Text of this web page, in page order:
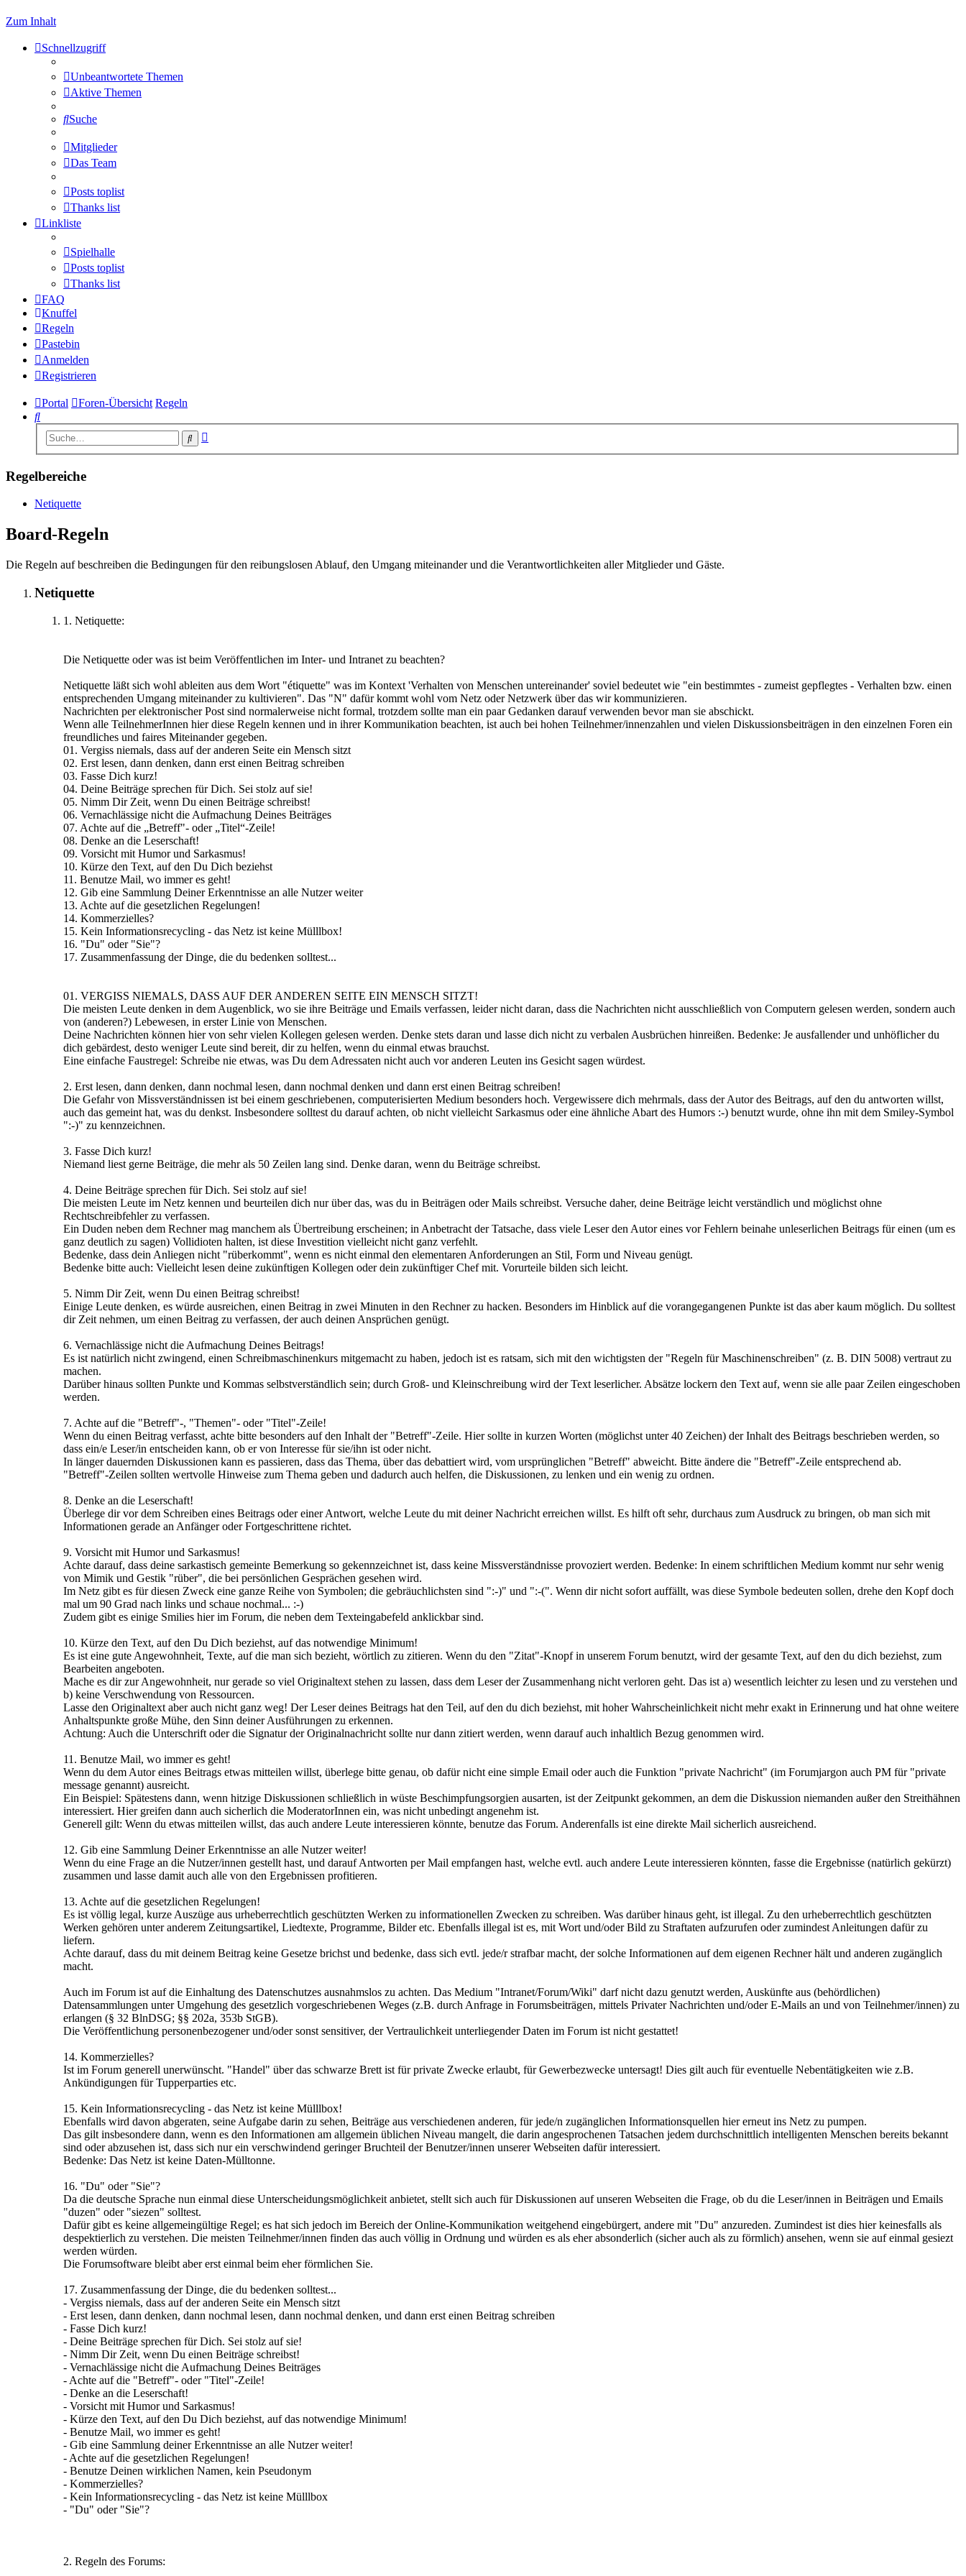
Zum Inhalt
Schnellzugriff
Unbeantwortete Themen
Aktive Themen
Suche
Mitglieder
Das Team
Posts toplist
Thanks list
Linkliste
Spielhalle
Posts toplist
Thanks list
FAQ
Knuffel
Regeln
Pastebin
Anmelden
Registrieren
Portal Foren-Übersicht Regeln
Suche
Suche
Regelbereiche
Netiquette
Board-Regeln
Die Regeln auf beschreiben die Bedingungen für den reibungslosen Ablauf, den Umgang miteinander und die Verantwortlichkeiten aller Mitglieder und Gäste.
Netiquette
1. Netiquette:
Die Netiquette oder was ist beim Veröffentlichen im Inter- und Intranet zu beachten?
Netiquette läßt sich wohl ableiten aus dem Wort "étiquette" was im Kontext 'Verhalten von Menschen untereinander' soviel bedeutet wie "ein bestimmtes - zumeist gepflegtes - Verhalten bzw. einen
entsprechenden Umgang miteinander zu kultivieren". Das "N" dafür kommt wohl vom Netz oder Netzwerk über das wir kommunizieren.
Nachrichten per elektronischer Post sind normalerweise nicht formal, trotzdem sollte man ein paar Gedanken darauf verwenden bevor man sie abschickt.
Wenn alle TeilnehmerInnen hier diese Regeln kennen und in ihrer Kommunikation beachten, ist auch bei hohen Teilnehmer/innenzahlen und vielen Diskussionsbeiträgen in den einzelnen Foren ein
freundliches und faires Miteinander gegeben.
01. Vergiss niemals, dass auf der anderen Seite ein Mensch sitzt
02. Erst lesen, dann denken, dann erst einen Beitrag schreiben
03. Fasse Dich kurz!
04. Deine Beiträge sprechen für Dich. Sei stolz auf sie!
05. Nimm Dir Zeit, wenn Du einen Beiträge schreibst!
06. Vernachlässige nicht die Aufmachung Deines Beiträges
07. Achte auf die „Betreff"- oder „Titel“-Zeile!
08. Denke an die Leserschaft!
09. Vorsicht mit Humor und Sarkasmus!
10. Kürze den Text, auf den Du Dich beziehst
11. Benutze Mail, wo immer es geht!
12. Gib eine Sammlung Deiner Erkenntnisse an alle Nutzer weiter
13. Achte auf die gesetzlichen Regelungen!
14. Kommerzielles?
15. Kein Informationsrecycling - das Netz ist keine Mülllbox!
16. "Du" oder "Sie"?
17. Zusammenfassung der Dinge, die du bedenken solltest...
01. VERGISS NIEMALS, DASS AUF DER ANDEREN SEITE EIN MENSCH SITZT!
Die meisten Leute denken in dem Augenblick, wo sie ihre Beiträge und Emails verfassen, leider nicht daran, dass die Nachrichten nicht ausschließlich von Computern gelesen werden, sondern auch
von (anderen?) Lebewesen, in erster Linie von Menschen.
Deine Nachrichten können hier von sehr vielen Kollegen gelesen werden. Denke stets daran und lasse dich nicht zu verbalen Ausbrüchen hinreißen. Bedenke: Je ausfallender und unhöflicher du
dich gebärdest, desto weniger Leute sind bereit, dir zu helfen, wenn du einmal etwas brauchst.
Eine einfache Faustregel: Schreibe nie etwas, was Du dem Adressaten nicht auch vor anderen Leuten ins Gesicht sagen würdest.
2. Erst lesen, dann denken, dann nochmal lesen, dann nochmal denken und dann erst einen Beitrag schreiben!
Die Gefahr von Missverständnissen ist bei einem geschriebenen, computerisierten Medium besonders hoch. Vergewissere dich mehrmals, dass der Autor des Beitrags, auf den du antworten willst,
auch das gemeint hat, was du denkst. Insbesondere solltest du darauf achten, ob nicht vielleicht Sarkasmus oder eine ähnliche Abart des Humors :-) benutzt wurde, ohne ihn mit dem Smiley-Symbol
":-)" zu kennzeichnen.
3. Fasse Dich kurz!
Niemand liest gerne Beiträge, die mehr als 50 Zeilen lang sind. Denke daran, wenn du Beiträge schreibst.
4. Deine Beiträge sprechen für Dich. Sei stolz auf sie!
Die meisten Leute im Netz kennen und beurteilen dich nur über das, was du in Beiträgen oder Mails schreibst. Versuche daher, deine Beiträge leicht verständlich und möglichst ohne
Rechtschreibfehler zu verfassen.
Ein Duden neben dem Rechner mag manchem als Übertreibung erscheinen; in Anbetracht der Tatsache, dass viele Leser den Autor eines vor Fehlern beinahe unleserlichen Beitrags für einen (um es
ganz deutlich zu sagen) Vollidioten halten, ist diese Investition vielleicht nicht ganz verfehlt.
Bedenke, dass dein Anliegen nicht "rüberkommt", wenn es nicht einmal den elementaren Anforderungen an Stil, Form und Niveau genügt.
Bedenke bitte auch: Vielleicht lesen deine zukünftigen Kollegen oder dein zukünftiger Chef mit. Vorurteile bilden sich leicht.
5. Nimm Dir Zeit, wenn Du einen Beitrag schreibst!
Einige Leute denken, es würde ausreichen, einen Beitrag in zwei Minuten in den Rechner zu hacken. Besonders im Hinblick auf die vorangegangenen Punkte ist das aber kaum möglich. Du solltest
dir Zeit nehmen, um einen Beitrag zu verfassen, der auch deinen Ansprüchen genügt.
6. Vernachlässige nicht die Aufmachung Deines Beitrags!
Es ist natürlich nicht zwingend, einen Schreibmaschinenkurs mitgemacht zu haben, jedoch ist es ratsam, sich mit den wichtigsten der "Regeln für Maschinenschreiben" (z. B. DIN 5008) vertraut zu
machen.
Darüber hinaus sollten Punkte und Kommas selbstverständlich sein; durch Groß- und Kleinschreibung wird der Text leserlicher. Absätze lockern den Text auf, wenn sie alle paar Zeilen eingeschoben
werden.
7. Achte auf die "Betreff"-, "Themen"- oder "Titel"-Zeile!
Wenn du einen Beitrag verfasst, achte bitte besonders auf den Inhalt der "Betreff"-Zeile. Hier sollte in kurzen Worten (möglichst unter 40 Zeichen) der Inhalt des Beitrags beschrieben werden, so
dass ein/e Leser/in entscheiden kann, ob er von Interesse für sie/ihn ist oder nicht.
In länger dauernden Diskussionen kann es passieren, dass das Thema, über das debattiert wird, vom ursprünglichen "Betreff" abweicht. Bitte ändere die "Betreff"-Zeile entsprechend ab.
"Betreff"-Zeilen sollten wertvolle Hinweise zum Thema geben und dadurch auch helfen, die Diskussionen, zu lenken und ein wenig zu ordnen.
8. Denke an die Leserschaft!
Überlege dir vor dem Schreiben eines Beitrags oder einer Antwort, welche Leute du mit deiner Nachricht erreichen willst. Es hilft oft sehr, durchaus zum Ausdruck zu bringen, ob man sich mit
Informationen gerade an Anfänger oder Fortgeschrittene richtet.
9. Vorsicht mit Humor und Sarkasmus!
Achte darauf, dass deine sarkastisch gemeinte Bemerkung so gekennzeichnet ist, dass keine Missverständnisse provoziert werden. Bedenke: In einem schriftlichen Medium kommt nur sehr wenig
von Mimik und Gestik "rüber", die bei persönlichen Gesprächen gesehen wird.
Im Netz gibt es für diesen Zweck eine ganze Reihe von Symbolen; die gebräuchlichsten sind ":-)" und ":-(". Wenn dir nicht sofort auffällt, was diese Symbole bedeuten sollen, drehe den Kopf doch
mal um 90 Grad nach links und schaue nochmal... :-)
Zudem gibt es einige Smilies hier im Forum, die neben dem Texteingabefeld anklickbar sind.
10. Kürze den Text, auf den Du Dich beziehst, auf das notwendige Minimum!
Es ist eine gute Angewohnheit, Texte, auf die man sich bezieht, wörtlich zu zitieren. Wenn du den "Zitat"-Knopf in unserem Forum benutzt, wird der gesamte Text, auf den du dich beziehst, zum
Bearbeiten angeboten.
Mache es dir zur Angewohnheit, nur gerade so viel Originaltext stehen zu lassen, dass dem Leser der Zusammenhang nicht verloren geht. Das ist a) wesentlich leichter zu lesen und zu verstehen und
b) keine Verschwendung von Ressourcen.
Lasse den Originaltext aber auch nicht ganz weg! Der Leser deines Beitrags hat den Teil, auf den du dich beziehst, mit hoher Wahrscheinlichkeit nicht mehr exakt in Erinnerung und hat ohne weitere
Anhaltspunkte große Mühe, den Sinn deiner Ausführungen zu erkennen.
Achtung: Auch die Unterschrift oder die Signatur der Originalnachricht sollte nur dann zitiert werden, wenn darauf auch inhaltlich Bezug genommen wird.
11. Benutze Mail, wo immer es geht!
Wenn du dem Autor eines Beitrags etwas mitteilen willst, überlege bitte genau, ob dafür nicht eine simple Email oder auch die Funktion "private Nachricht" (im Forumjargon auch PM für "private
message genannt) ausreicht.
Ein Beispiel: Spätestens dann, wenn hitzige Diskussionen schließlich in wüste Beschimpfungsorgien ausarten, ist der Zeitpunkt gekommen, an dem die Diskussion niemanden außer den Streithähnen
interessiert. Hier greifen dann auch sicherlich die ModeratorInnen ein, was nicht unbedingt angenehm ist.
Generell gilt: Wenn du etwas mitteilen willst, das auch andere Leute interessieren könnte, benutze das Forum. Anderenfalls ist eine direkte Mail sicherlich ausreichend.
12. Gib eine Sammlung Deiner Erkenntnisse an alle Nutzer weiter!
Wenn du eine Frage an die Nutzer/innen gestellt hast, und darauf Antworten per Mail empfangen hast, welche evtl. auch andere Leute interessieren könnten, fasse die Ergebnisse (natürlich gekürzt)
zusammen und lasse damit auch alle von den Ergebnissen profitieren.
13. Achte auf die gesetzlichen Regelungen!
Es ist völlig legal, kurze Auszüge aus urheberrechtlich geschützten Werken zu informationellen Zwecken zu schreiben. Was darüber hinaus geht, ist illegal. Zu den urheberrechtlich geschützten
Werken gehören unter anderem Zeitungsartikel, Liedtexte, Programme, Bilder etc. Ebenfalls illegal ist es, mit Wort und/oder Bild zu Straftaten aufzurufen oder zumindest Anleitungen dafür zu
liefern.
Achte darauf, dass du mit deinem Beitrag keine Gesetze brichst und bedenke, dass sich evtl. jede/r strafbar macht, der solche Informationen auf dem eigenen Rechner hält und anderen zugänglich
macht.
Auch im Forum ist auf die Einhaltung des Datenschutzes ausnahmslos zu achten. Das Medium "Intranet/Forum/Wiki" darf nicht dazu genutzt werden, Auskünfte aus (behördlichen)
Datensammlungen unter Umgehung des gesetzlich vorgeschriebenen Weges (z.B. durch Anfrage in Forumsbeiträgen, mittels Privater Nachrichten und/oder E-Mails an und von Teilnehmer/innen) zu
erlangen (§ 32 BlnDSG; §§ 202a, 353b StGB).
Die Veröffentlichung personenbezogener und/oder sonst sensitiver, der Vertraulichkeit unterliegender Daten im Forum ist nicht gestattet!
14. Kommerzielles?
Ist im Forum generell unerwünscht. "Handel" über das schwarze Brett ist für private Zwecke erlaubt, für Gewerbezwecke untersagt! Dies gilt auch für eventuelle Nebentätigkeiten wie z.B.
Ankündigungen für Tupperparties etc.
15. Kein Informationsrecycling - das Netz ist keine Mülllbox!
Ebenfalls wird davon abgeraten, seine Aufgabe darin zu sehen, Beiträge aus verschiedenen anderen, für jede/n zugänglichen Informationsquellen hier erneut ins Netz zu pumpen.
Das gilt insbesondere dann, wenn es den Informationen am allgemein üblichen Niveau mangelt, die darin angesprochenen Tatsachen jedem durchschnittlich intelligenten Menschen bereits bekannt
sind oder abzusehen ist, dass sich nur ein verschwindend geringer Bruchteil der Benutzer/innen unserer Webseiten dafür interessiert.
Bedenke: Das Netz ist keine Daten-Mülltonne.
16. "Du" oder "Sie"?
Da die deutsche Sprache nun einmal diese Unterscheidungsmöglichkeit anbietet, stellt sich auch für Diskussionen auf unseren Webseiten die Frage, ob du die Leser/innen in Beiträgen und Emails
"duzen" oder "siezen" solltest.
Dafür gibt es keine allgemeingültige Regel; es hat sich jedoch im Bereich der Online-Kommunikation weitgehend eingebürgert, andere mit "Du" anzureden. Zumindest ist dies hier keinesfalls als
despektierlich zu verstehen. Die meisten Teilnehmer/innen finden das auch völlig in Ordnung und würden es als eher absonderlich (sicher auch als zu förmlich) ansehen, wenn sie auf einmal gesiezt
werden würden.
Die Forumsoftware bleibt aber erst einmal beim eher förmlichen Sie.
17. Zusammenfassung der Dinge, die du bedenken solltest...
- Vergiss niemals, dass auf der anderen Seite ein Mensch sitzt
- Erst lesen, dann denken, dann nochmal lesen, dann nochmal denken, und dann erst einen Beitrag schreiben
- Fasse Dich kurz!
- Deine Beiträge sprechen für Dich. Sei stolz auf sie!
- Nimm Dir Zeit, wenn Du einen Beiträge schreibst!
- Vernachlässige nicht die Aufmachung Deines Beiträges
- Achte auf die "Betreff"- oder "Titel"-Zeile!
- Denke an die Leserschaft!
- Vorsicht mit Humor und Sarkasmus!
- Kürze den Text, auf den Du Dich beziehst, auf das notwendige Minimum!
- Benutze Mail, wo immer es geht!
- Gib eine Sammlung deiner Erkenntnisse an alle Nutzer weiter!
- Achte auf die gesetzlichen Regelungen!
- Benutze Deinen wirklichen Namen, kein Pseudonym
- Kommerzielles?
- Kein Informationsrecycling - das Netz ist keine Mülllbox
- "Du" oder "Sie"?
2. Regeln des Forums: